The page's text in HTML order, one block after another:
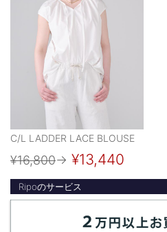
C/L LADDER LACE BLOUSE
¥16,800→ ¥13,440
Ripoのサービス